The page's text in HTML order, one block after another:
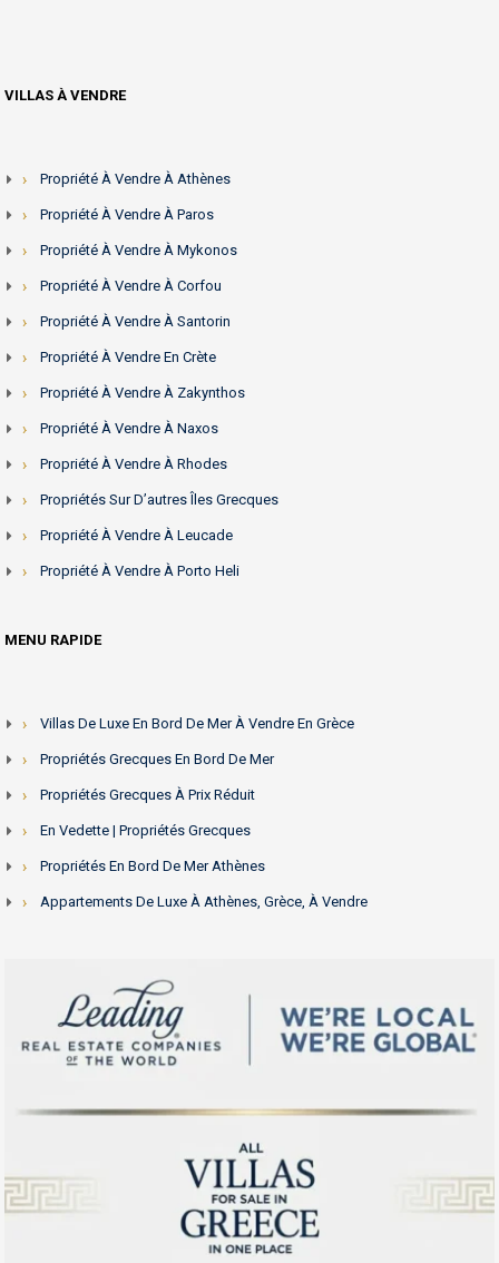
VILLAS À VENDRE
Propriété À Vendre À Athènes
Propriété À Vendre À Paros
Propriété À Vendre À Mykonos
Propriété À Vendre À Corfou
Propriété À Vendre À Santorin
Propriété À Vendre En Crète
Propriété À Vendre À Zakynthos
Propriété À Vendre À Naxos
Propriété À Vendre À Rhodes
Propriétés Sur D’autres Îles Grecques
Propriété À Vendre À Leucade
Propriété À Vendre À Porto Heli
MENU RAPIDE
Villas De Luxe En Bord De Mer À Vendre En Grèce
Propriétés Grecques En Bord De Mer
Propriétés Grecques À Prix Réduit
En Vedette | Propriétés Grecques
Propriétés En Bord De Mer Athènes
Appartements De Luxe À Athènes, Grèce, À Vendre